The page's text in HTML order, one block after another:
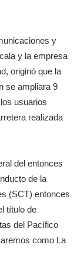
y
y la empresa
originó que la
se ampliara 9
usuarios
realizada
del entonces
de la
(SCT) entonces
título de
del Pacífico
como La